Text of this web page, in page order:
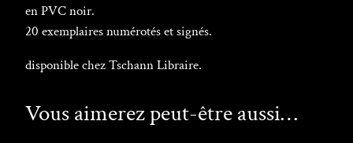
en PVC noir.
20 exemplaires numérotés et signés.
disponible chez Tschann Libraire.
Vous aimerez peut-être aussi…